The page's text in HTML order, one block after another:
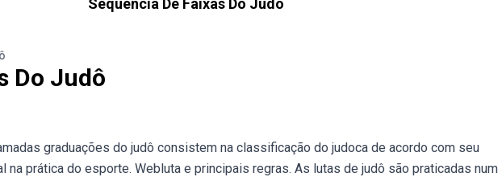
Sequência De Faixas Do Judô
Do Judô
graduações do judô consistem na classificação do judoca de acordo com seu
prática do esporte. Webluta e principais regras. As lutas de judô são praticadas num